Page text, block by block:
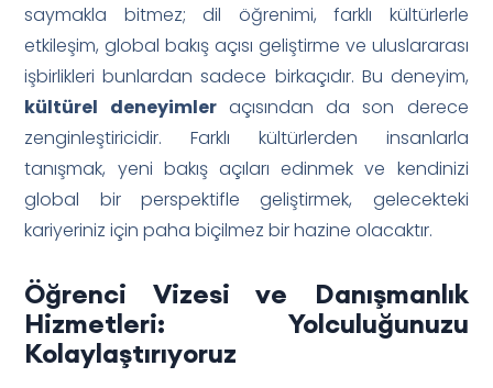
saymakla bitmez; dil öğrenimi, farklı kültürlerle
etkileşim, global bakış açısı geliştirme ve uluslararası
işbirlikleri bunlardan sadece birkaçıdır. Bu deneyim,
kültürel deneyimleraçısından da son derece
zenginleştiricidir. Farklı kültürlerden insanlarla
tanışmak, yeni bakış açıları edinmek ve kendinizi
global bir perspektifle geliştirmek, gelecekteki
kariyeriniz için paha biçilmez bir hazine olacaktır.
Öğrenci Vizesi ve Danışmanlık
Hizmetleri: Yolculuğunuzu
Kolaylaştırıyoruz